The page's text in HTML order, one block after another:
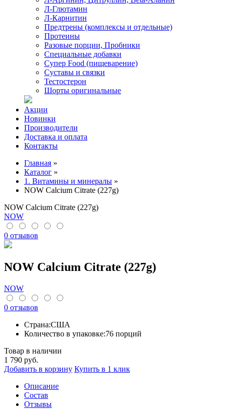
Л-Глютамин
Л-Карнитин
Предтрены (комплексы и отдельные)
Протеины
Разовые порции, Пробники
Специальные добавки
Супер Food (пищеварение)
Суставы и связки
Тестостерон
Шорты оригинальные
Акции
Новинки
Производители
Доставка и оплата
Контакты
Главная »
Каталог »
1. Витамины и минералы »
NOW Calcium Citrate (227g)
NOW Calcium Citrate (227g)
NOW
0 отзывов
NOW Calcium Citrate (227g)
NOW
0 отзывов
Страна:США
Количество в упаковке:76 порций
Товар в наличии
1 790 руб.
Добавить в корзину Купить в 1 клик
Описание
Cостав
Отзывы